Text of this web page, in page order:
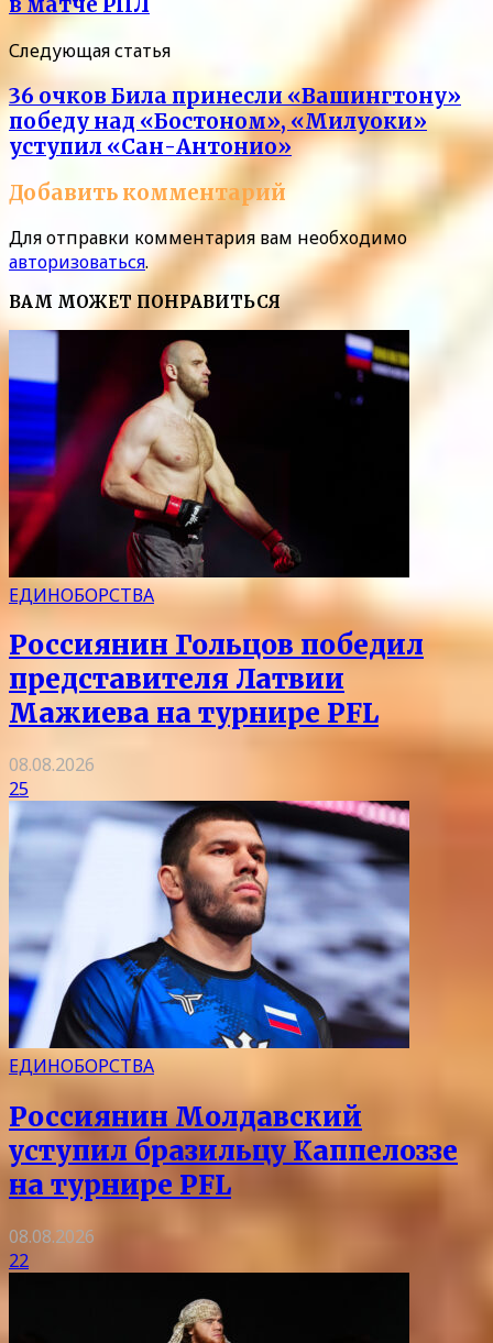
в матче РПЛ
Следующая статья
36 очков Била принесли «Вашингтону»
победу над «Бостоном», «Милуоки»
уступил «Сан-Антонио»
Добавить комментарий
Для отправки комментария вам необходимо
авторизоваться.
ВАМ МОЖЕТ ПОНРАВИТЬСЯ
ЕДИНОБОРСТВА
Россиянин Гольцов победил
представителя Латвии
Мажиева на турнире PFL
08.08.2026
25
ЕДИНОБОРСТВА
Россиянин Молдавский
уступил бразильцу Каппелоззе
на турнире PFL
08.08.2026
22